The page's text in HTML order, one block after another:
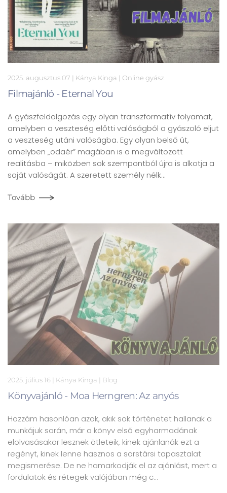
2025. augusztus 07 | Kánya Kinga | Online gyász
Filmajánló - Eternal You
A gyászfeldolgozás egy olyan transzformatív folyamat,
amelyben a veszteség előtti valóságból a gyászoló eljut
a veszteség utáni valóságba. Egy olyan belső út,
amelyben „odaér” magában is a megváltozott
realitásba – miközben sok szempontból újra is alkotja a
saját valóságát. A szeretett személy nélk…
Tovább
2025. július 16 | Kánya Kinga | Blog
Könyvajánló - Moa Herngren: Az anyós
Hozzám hasonlóan azok, akik sok történetet hallanak a
munkájuk során, már a könyv első egyharmadának
elolvasásakor lesznek ötleteik, kinek ajánlanák ezt a
regényt, kinek lenne hasznos a sorstársi tapasztalat
megismerése. De ne hamarkodják el az ajánlást, mert a
fordulatok és rétegek valójában még c…